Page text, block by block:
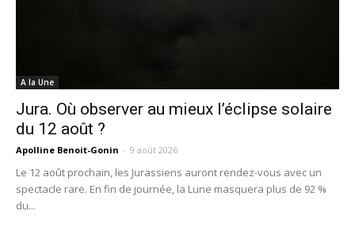
A la Une
Jura. Où observer au mieux l’éclipse solaire
du 12 août ?
Apolline Benoit-Gonin - 9 août 2026
Le 12 août prochain, les Jurassiens auront rendez-vous avec un
spectacle rare. En fin de journée, la Lune masquera plus de 92 %
du...